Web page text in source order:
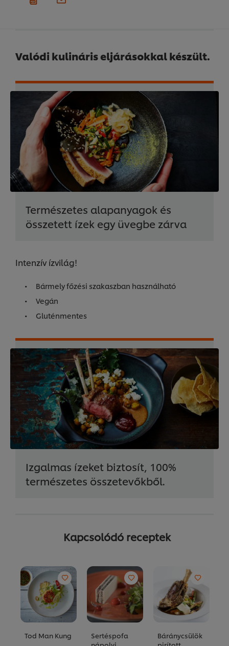
Valódi kulináris eljárásokkal készült.
Természetes alapanyagok és
összetett ízek egy üvegbe zárva
Intenzív ízvilág!
Bármely főzési szakaszban használható
Vegán
Gluténmentes
Izgalmas ízeket biztosít, 100%
természetes összetevőkből.
Kapcsolódó receptek
Tod Man Kung
Sertéspofa
Báránycsülök